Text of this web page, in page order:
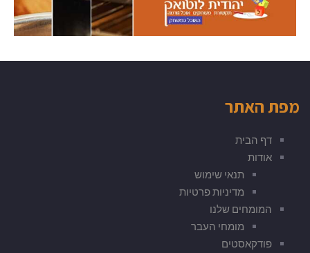
מפת האתר
דף הבית
אודות
תנאי שימוש
מדיניות פרטיות
המומחים שלנו
מומחי העבר
פודקאסטים